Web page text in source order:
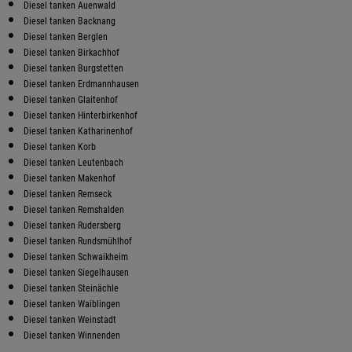
Diesel tanken Auenwald
Diesel tanken Backnang
Diesel tanken Berglen
Diesel tanken Birkachhof
Diesel tanken Burgstetten
Diesel tanken Erdmannhausen
Diesel tanken Glaitenhof
Diesel tanken Hinterbirkenhof
Diesel tanken Katharinenhof
Diesel tanken Korb
Diesel tanken Leutenbach
Diesel tanken Makenhof
Diesel tanken Remseck
Diesel tanken Remshalden
Diesel tanken Rudersberg
Diesel tanken Rundsmühlhof
Diesel tanken Schwaikheim
Diesel tanken Siegelhausen
Diesel tanken Steinächle
Diesel tanken Waiblingen
Diesel tanken Weinstadt
Diesel tanken Winnenden